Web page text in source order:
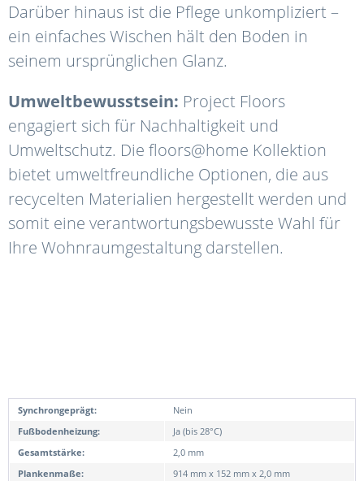
Darüber hinaus ist die Pflege unkompliziert –
ein einfaches Wischen hält den Boden in
seinem ursprünglichen Glanz.
Umweltbewusstsein: Project Floors
engagiert sich für Nachhaltigkeit und
Umweltschutz. Die floors@home Kollektion
bietet umweltfreundliche Optionen, die aus
recycelten Materialien hergestellt werden und
somit eine verantwortungsbewusste Wahl für
Ihre Wohnraumgestaltung darstellen.
Synchrongeprägt:
Nein
Fußbodenheizung:
Ja (bis 28°C)
Gesamtstärke:
2,0 mm
Plankenmaße:
914 mm x 152 mm x 2,0 mm